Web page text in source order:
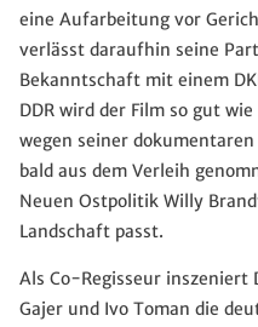
eine Aufarbeitung vor
verlässt daraufhin seine
Bekanntschaft mit einem
DDR wird der Film so gut
wegen seiner
bald aus dem Verleih
Neuen Ostpolitik Willy
Landschaft passt.
Als Co-Regisseur inszeniert
Gajer und Ivo Toman die